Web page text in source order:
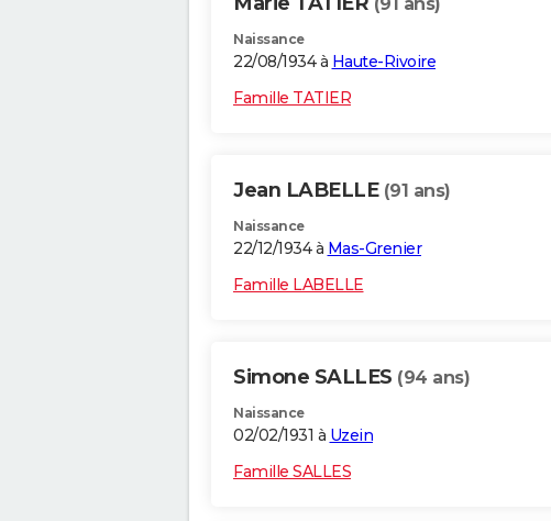
Naissance
22/08/1934 à Haute-Rivoire
Famille TATIER
Jean LABELLE (91 ans)
Naissance
22/12/1934 à Mas-Grenier
Famille LABELLE
Simone SALLES (94 ans)
Naissance
02/02/1931 à Uzein
Famille SALLES